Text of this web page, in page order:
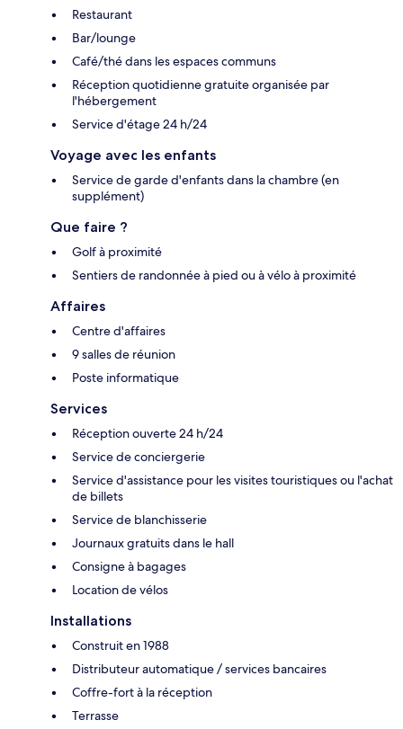
Restaurant
Bar/lounge
Café/thé dans les espaces communs
Réception quotidienne gratuite organisée par
l'hébergement
Service d'étage 24 h/24
Voyage avec les enfants
Service de garde d'enfants dans la chambre (en
supplément)
Que faire ?
Golf à proximité
Sentiers de randonnée à pied ou à vélo à proximité
Affaires
Centre d'affaires
9 salles de réunion
Poste informatique
Services
Réception ouverte 24 h/24
Service de conciergerie
Service d'assistance pour les visites touristiques ou l'achat
de billets
Service de blanchisserie
Journaux gratuits dans le hall
Consigne à bagages
Location de vélos
Installations
Construit en 1988
Distributeur automatique / services bancaires
Coffre-fort à la réception
Terrasse